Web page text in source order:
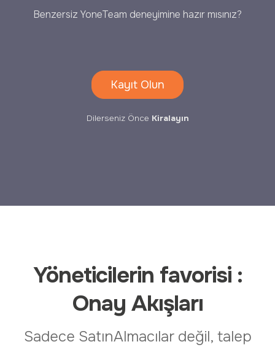
Benzersiz YoneTeam deneyimine hazır mısınız?
Kayıt Olun
Dilerseniz Önce Kiralayın
Yöneticilerin favorisi :
Onay Akışları
Sadece SatınAlmacılar değil, talep